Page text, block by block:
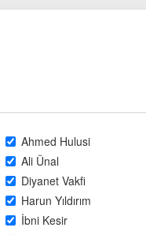
Ahmed Hulusi
Ali Ünal
Diyanet Vakfi
Harun Yıldırım
İbni Kesir